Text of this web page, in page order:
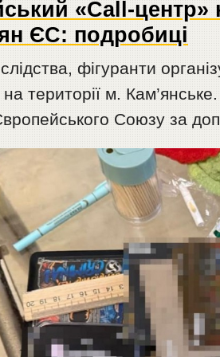
«Сall-центр»
ЄС: подробиці
фігуранти
території м.
Союзу за